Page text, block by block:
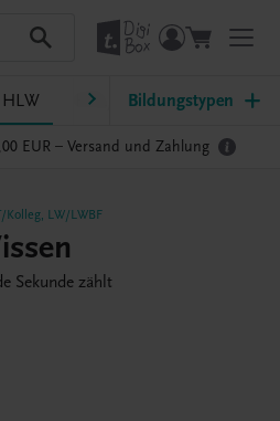
HLW HTL/FS LW/LWBF
Bildungstypen
EUR – Versand und Zahlung
Kolleg, LW/LWBF
Sekunde zählt